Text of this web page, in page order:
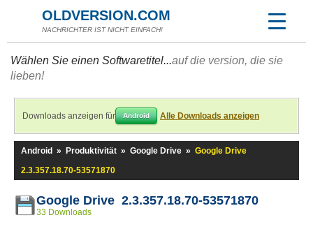
OLDVERSION.COM
NACHRICHTER IST NICHT EINFACH!
Wählen Sie einen Softwaretitel...auf die version, die sie
lieben!
Downloads anzeigen für Android Alle Downloads anzeigen
Android » Produktivität » Google Drive » Google Drive
2.3.357.18.70-53571870
Google Drive 2.3.357.18.70-53571870
33 Downloads